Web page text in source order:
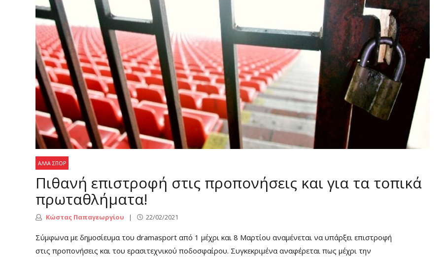
ΆΛΛΑ ΣΠΟΡ
Πιθανή επιστροφή στις προπονήσεις και για τα τοπικά
πρωταθλήματα!
Κώστας Παπαγεωργίου 22/02/2021
Σύμφωνα με δημοσίευμα του dramasport από 1 μέχρι και 8 Μαρτίου αναμένεται να υπάρξει επιστροφή
στις προπονήσεις και του ερασιτεχνικού ποδοσφαίρου. Συγκεκριμένα αναφέρεται πως μέχρι την